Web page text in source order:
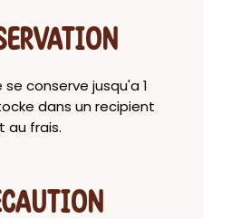
conserve jusqu'a 1
dans un recipient
au frais.